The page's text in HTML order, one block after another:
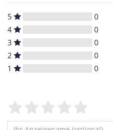
5
0
4
0
3
0
2
0
1
0
Bewertungssterne
4
3
2
1